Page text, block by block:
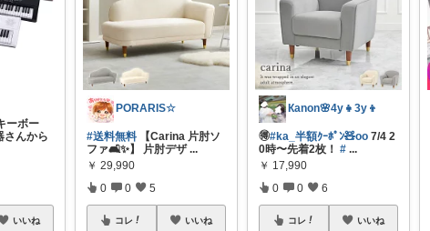
ーボー
さんから
いいね
PORARIS☆
#送料無料 【Carina 片肘ソ
ファ🛋️✨️】 片肘デザ ...
￥ 29,990
0 0 5
コレ いいね
Кanon🌸4y👧3y👦
🉐#ka_半額ｸｰﾎﾟﾝ🧸oo 7/4 2
0時〜先着2枚！# ...
￥ 17,990
0 0 6
コレ いいね